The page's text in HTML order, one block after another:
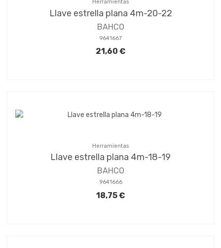
Herramientas
Llave estrella plana 4m-20-22
BAHCO
9641667
21,60 €
Herramientas
Llave estrella plana 4m-18-19
BAHCO
9641666
18,75 €